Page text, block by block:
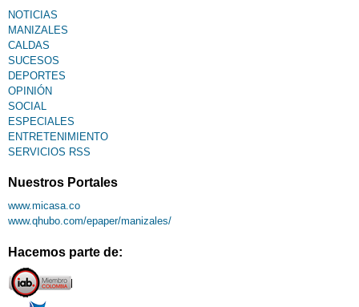
NOTICIAS
MANIZALES
CALDAS
SUCESOS
DEPORTES
OPINIÓN
SOCIAL
ESPECIALES
ENTRETENIMIENTO
SERVICIOS RSS
Nuestros Portales
www.micasa.co
www.qhubo.com/epaper/manizales/
Hacemos parte de: